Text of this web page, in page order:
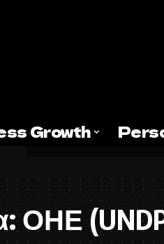
Growth
ΟΗΕ